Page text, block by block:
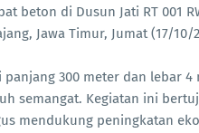
beton di Dusun Jati RT 001
Jawa Timur, Jumat (17/10/
300 meter dan lebar
semangat. Kegiatan ini
mendukung peningkatan